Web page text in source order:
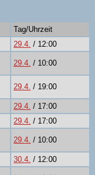
Tag/Uhrzeit
29.4. / 12:00
29.4. / 10:00
29.4. / 19:00
29.4. / 17:00
29.4. / 17:00
29.4. / 10:00
30.4. / 12:00